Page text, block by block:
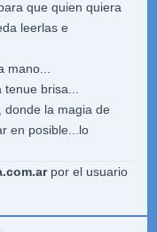
que quien quiera
leerlas e
mano...
tenue brisa...
donde la magia de
en posible...lo
por el usuario